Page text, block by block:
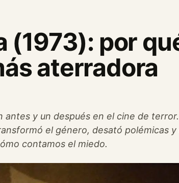
(1973): por
aterradora
antes y un después en el cine de
el género, desató polémicas y
contamos el miedo.